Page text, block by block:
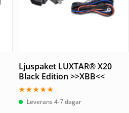
Ljuspaket LUXTAR® X20
Black Edition >>XBB<<
Betygsatt
5.00Leverans 4-7 dagar